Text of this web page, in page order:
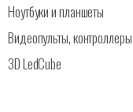
Ноутбуки и планшеты
Видеопульты, контроллеры
3D LedCube